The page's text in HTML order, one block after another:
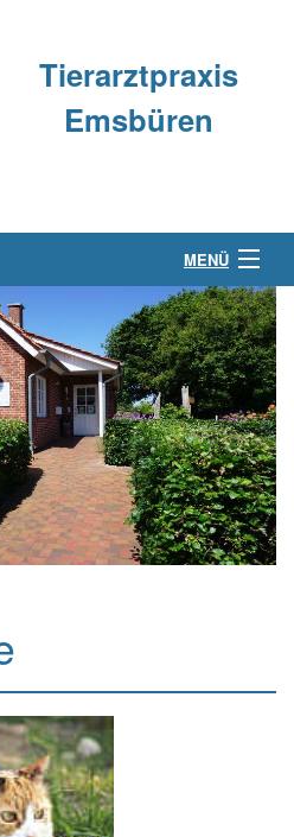
Tierarztpraxis
Emsbüren
MENÜ
Über uns
& Anfahrt